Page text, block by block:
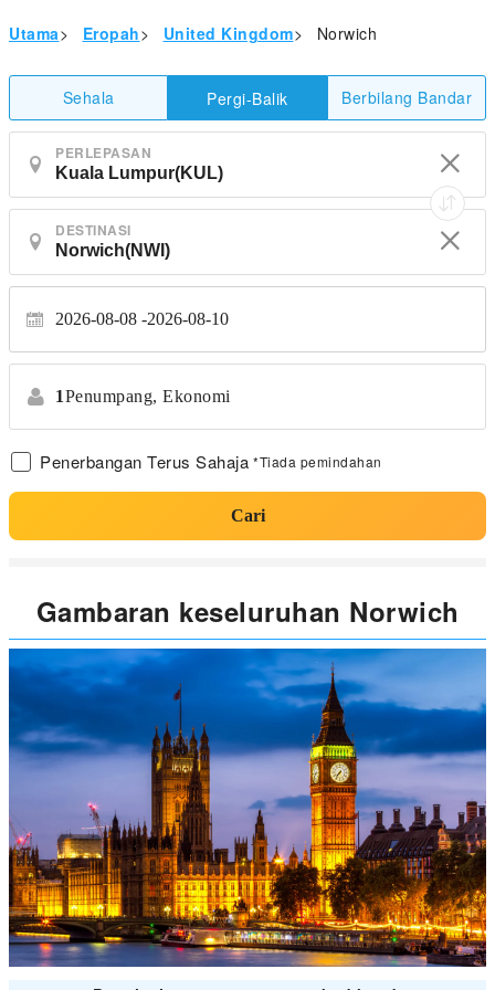
Utama> Eropah> United Kingdom> Norwich
Sehala Pergi-Balik Berbilang Bandar
PERLEPASAN
DESTINASI
2026-08-08 2026-08-10
1Penumpang, Ekonomi
Penerbangan Terus Sahaja *Tiada pemindahan
Cari
Gambaran keseluruhan Norwich